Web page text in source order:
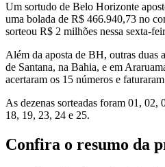
Um sortudo de Belo Horizonte
uma bolada de R$ 466.940,73 no
sorteou R$ 2 milhões nessa sexta-
Além da aposta de BH, outras duas
de Santana, na Bahia, e em
acertaram os 15 números e
As dezenas sorteadas foram 01,
18, 19, 23, 24 e 25.
Confira o resumo da